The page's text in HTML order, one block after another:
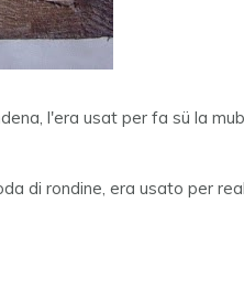
l'era usat per fa sü la
di rondine, era usato per